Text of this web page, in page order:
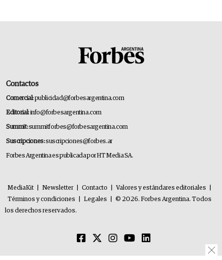
Contactos
Comercial:publicidad@forbesargentina.com
Editorial:info@forbesargentina.com
Summit:summitforbes@forbesargentina.com
Suscripciones:suscripciones@forbes.ar
Forbes Argentina es publicada por HT Media SA.
MediaKit Newsletter Contacto Valores y estándares editoriales
Términos y condiciones
Legales
© 2026. Forbes Argentina. Todos
los derechos reservados.